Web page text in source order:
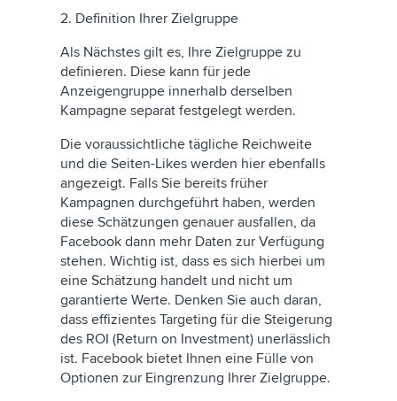
2. Definition Ihrer Zielgruppe
Als Nächstes gilt es, Ihre Zielgruppe zu
definieren. Diese kann für jede
Anzeigengruppe innerhalb derselben
Kampagne separat festgelegt werden.
Die voraussichtliche tägliche Reichweite
und die Seiten-Likes werden hier ebenfalls
angezeigt. Falls Sie bereits früher
Kampagnen durchgeführt haben, werden
diese Schätzungen genauer ausfallen, da
Facebook dann mehr Daten zur Verfügung
stehen. Wichtig ist, dass es sich hierbei um
eine Schätzung handelt und nicht um
garantierte Werte. Denken Sie auch daran,
dass effizientes Targeting für die Steigerung
des ROI (Return on Investment) unerlässlich
ist. Facebook bietet Ihnen eine Fülle von
Optionen zur Eingrenzung Ihrer Zielgruppe.